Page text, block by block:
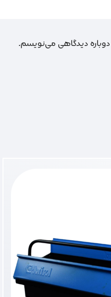
دوباره دیدگاهی می‌نویسم.